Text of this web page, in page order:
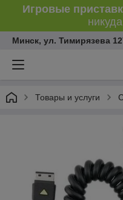
Игровые
Минск, ул. Тимирязева
Товары и услуги